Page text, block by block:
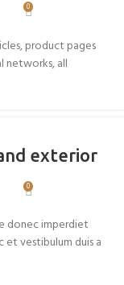
0
product pages
networks, all
exterior
0
donec imperdiet
et vestibulum duis a